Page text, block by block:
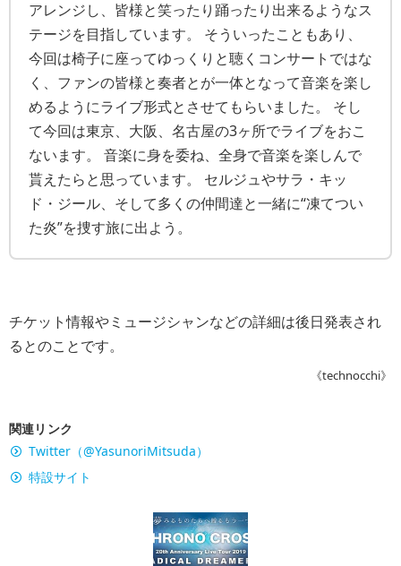
アレンジし、皆様と笑ったり踊ったり出来るようなス
テージを目指しています。 そういったこともあり、
今回は椅子に座ってゆっくりと聴くコンサートではな
く、ファンの皆様と奏者とが一体となって音楽を楽し
めるようにライブ形式とさせてもらいました。 そし
て今回は東京、大阪、名古屋の3ヶ所でライブをおこ
ないます。 音楽に身を委ね、全身で音楽を楽しんで
貰えたらと思っています。 セルジュやサラ・キッ
ド・ジール、そして多くの仲間達と一緒に“凍てつい
た炎”を捜す旅に出よう。
チケット情報やミュージシャンなどの詳細は後日発表され
るとのことです。
《technocchi》
関連リンク
Twitter（@YasunoriMitsuda）
特設サイト